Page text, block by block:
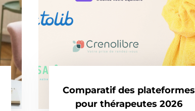
Comparatif des plateformes
pour thérapeutes 2026